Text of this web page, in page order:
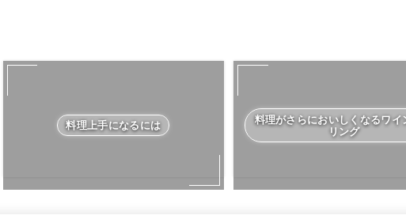
料理上手になるには
料理がさらにおいしくなるワイ
リング